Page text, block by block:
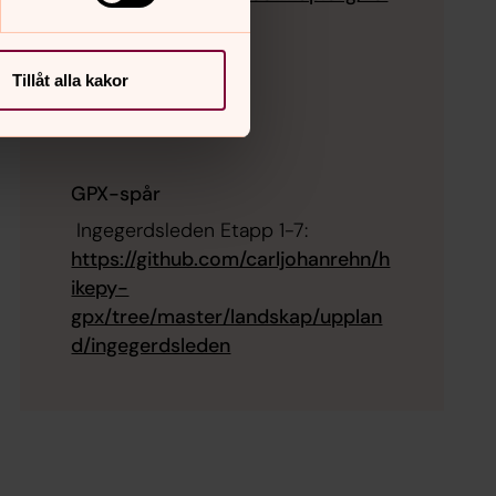
Tillåt alla kakor
GPX-spår
Ingegerdsleden Etapp 1-7:
https://github.com/carljohanrehn/h
ikepy-
gpx/tree/master/landskap/upplan
d/ingegerdsleden